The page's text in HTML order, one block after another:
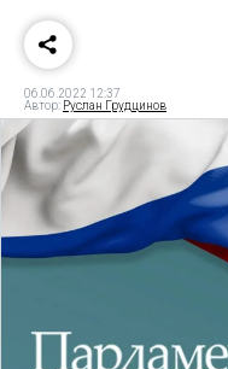
06.06.2022 12:37
Автор: Руслан Грудцинов